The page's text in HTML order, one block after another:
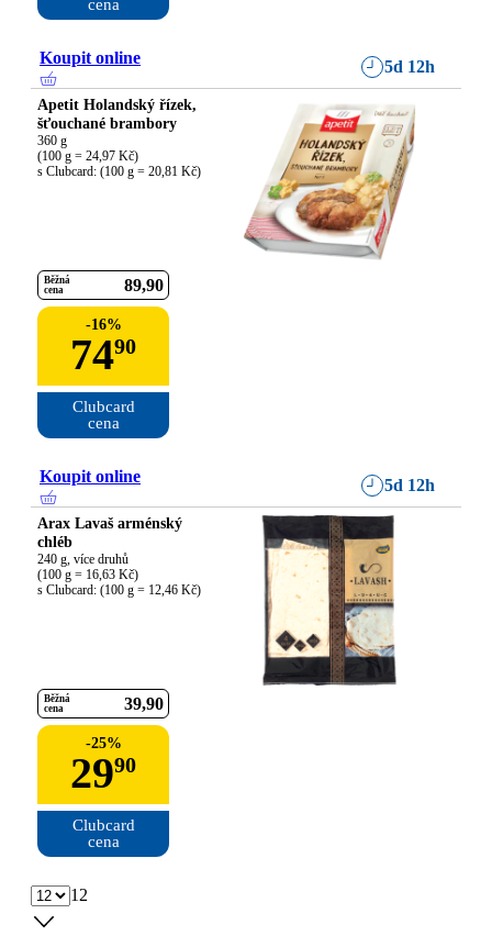
cena
Koupit online 5d 12h
Apetit Holandský řízek,
šťouchané brambory
360 g
(100 g = 24,97 Kč)
s Clubcard: (100 g = 20,81 Kč)
Běžná
cena
89 90
-16%
7490
Clubcard
cena
Koupit online 5d 12h
Arax Lavaš arménský
chléb
240 g, více druhů
(100 g = 16,63 Kč)
s Clubcard: (100 g = 12,46 Kč)
Běžná
cena
39 90
-25%
2990
Clubcard
cena
12